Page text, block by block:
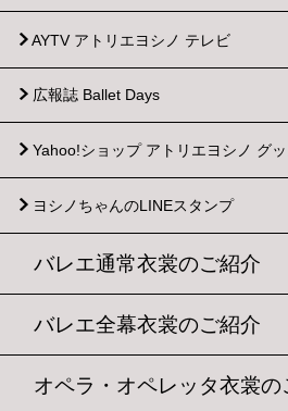
AYTV アトリエヨシノ テレビ
広報誌 Ballet Days
Yahoo!ショップ アトリエヨシノ グ
ヨシノちゃんのLINEスタンプ
バレエ通常衣裳のご紹介
バレエ全幕衣裳のご紹介
オペラ・オペレッタ衣裳の